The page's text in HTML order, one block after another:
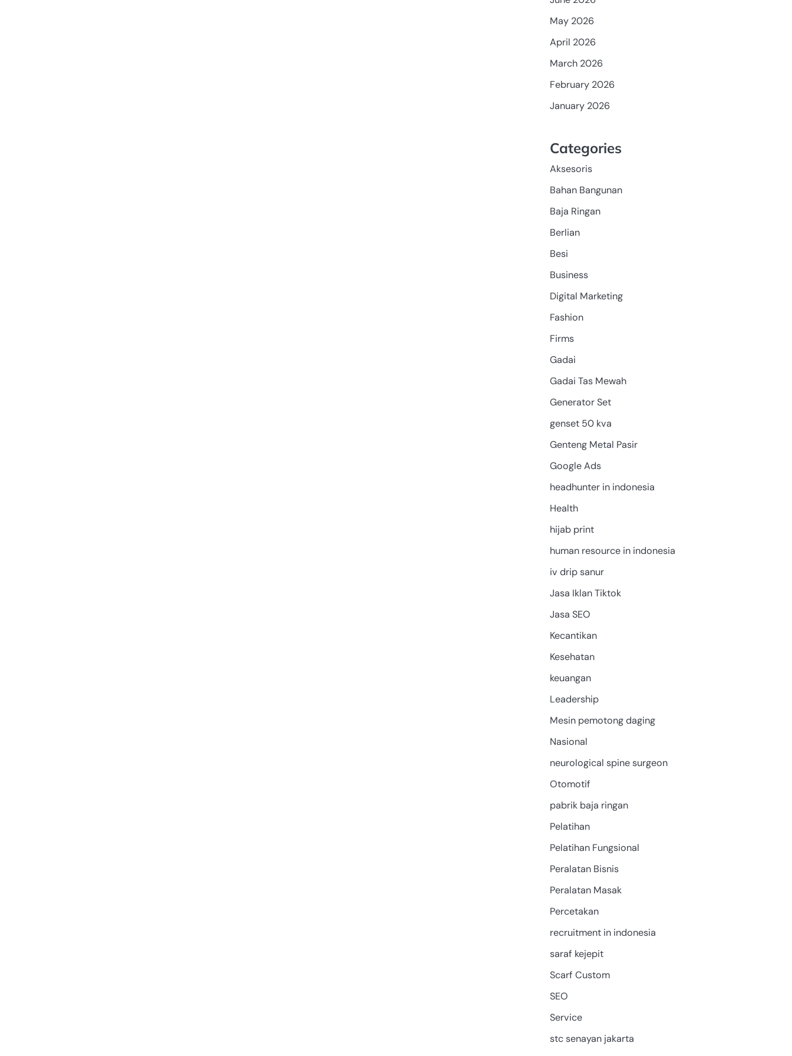
May 2026
April 2026
March 2026
February 2026
January 2026
Categories
Aksesoris
Bahan Bangunan
Baja Ringan
Berlian
Besi
Business
Digital Marketing
Fashion
Firms
Gadai
Gadai Tas Mewah
Generator Set
genset 50 kva
Genteng Metal Pasir
Google Ads
headhunter in indonesia
Health
hijab print
human resource in indonesia
iv drip sanur
Jasa Iklan Tiktok
Jasa SEO
Kecantikan
Kesehatan
keuangan
Leadership
Mesin pemotong daging
Nasional
neurological spine surgeon
Otomotif
pabrik baja ringan
Pelatihan
Pelatihan Fungsional
Peralatan Bisnis
Peralatan Masak
Percetakan
recruitment in indonesia
saraf kejepit
Scarf Custom
SEO
Service
stc senayan jakarta